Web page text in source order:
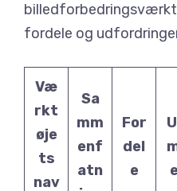
fordele og
Væ
rkt
øje
ts
nav
Sa
mm
enf
atn
For
del
e